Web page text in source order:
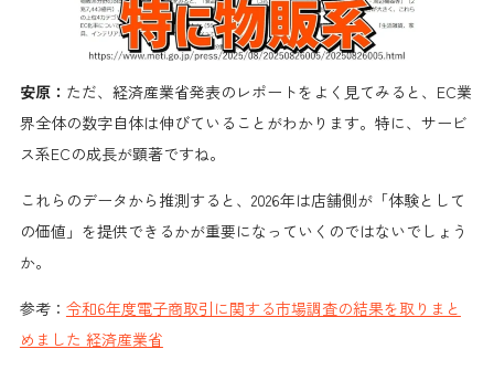
安原： ただ、経済産業省発表のレポートをよく見てみると、EC業
界全体の数字自体は伸びていることがわかります。特に、サービ
ス系ECの成長が顕著ですね。
これらのデータから推測すると、2026年は店舗側が「体験として
の価値」を提供できるかが重要になっていくのではないでしょう
か。
参考： 令和6年度電子商取引に関する市場調査の結果を取りまと
めました 経済産業省